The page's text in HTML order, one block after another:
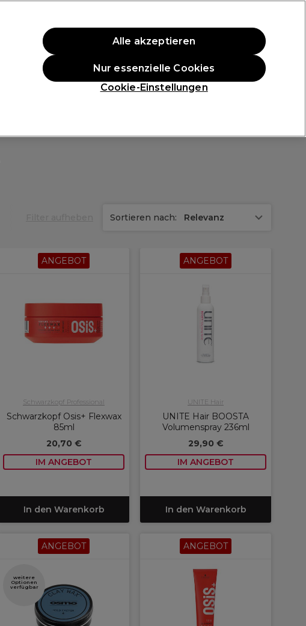
Anmelden
Neue Produkte Die Professional Preise Vegane Produkte
Gratis Lieferung ab 40 €
Sortieren nach: Relevanz
ANGEBOT
Schwarzkopf Professional
Schwarzkopf Osis+ Flexwax
85ml
20,70 €
IM ANGEBOT
In den Warenkorb
ANGEBOT
UNITE Hair
UNITE Hair BOOSTA
Volumenspray 236ml
29,90 €
IM ANGEBOT
In den Warenkorb
ANGEBOT
weitere
Optionen
verfügbar
ANGEBOT
Cookie-Einstellungen
Nur essenzielle Cookies
Alle akzeptieren